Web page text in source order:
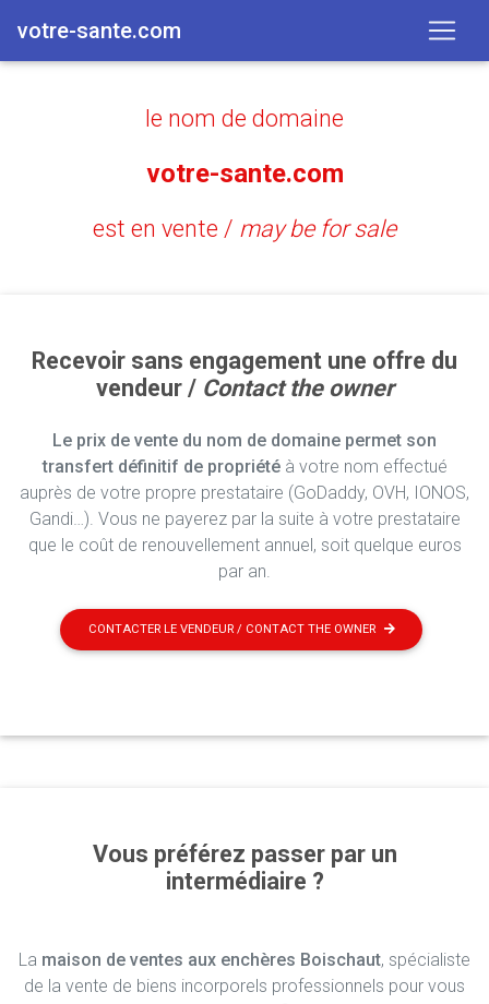
votre-sante.com
le nom de domaine
votre-sante.com
est en vente / may be for sale
Recevoir sans engagement une offre du
vendeur / Contact the owner
Le prix de vente du nom de domaine permet son
transfert définitif de propriétéà votre nom effectué
auprès de votre propre prestataire (GoDaddy, OVH, IONOS,
Gandi…). Vous ne payerez par la suite à votre prestataire
que le coût de renouvellement annuel, soit quelque euros
par an.
CONTACTER LE VENDEUR / CONTACT THE OWNER
Vous préférez passer par un
intermédiaire ?
La maison de ventes aux enchères Boischaut, spécialiste
de la vente de biens incorporels professionnels pour vous